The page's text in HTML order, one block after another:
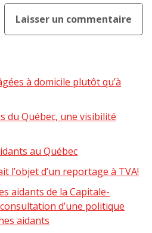
à domicile plutôt qu’à
du Québec, une visibilité
au Québec
l’objet d’un reportage à TVA!
aidants de la Capitale-
d’une politique
aidants